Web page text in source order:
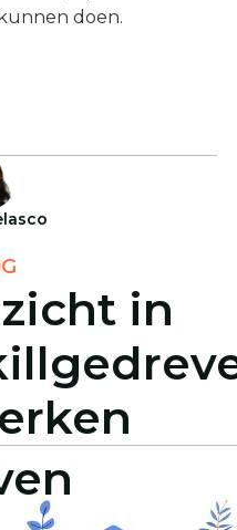
doen.
in